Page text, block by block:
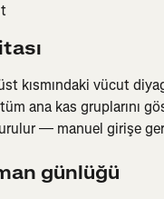
kısmındaki vücut
ana kas gruplarını
— manuel girişe
günlüğü